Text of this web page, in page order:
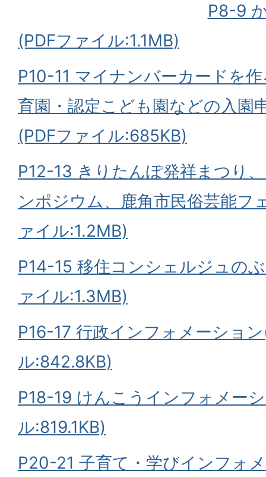
P8-9
(PDFファイル:1.1MB)
P10-11 マイナンバーカードを
育園・認定こども園などの入園
(PDFファイル:685KB)
P12-13 きりたんぽ発祥まつり
ンポジウム、鹿角市民俗芸能フ
ァイル:1.2MB)
P14-15 移住コンシェルジュの
ァイル:1.3MB)
P16-17 行政インフォメーショ
ル:842.8KB)
P18-19 けんこうインフォメー
ル:819.1KB)
P20-21 子育て・学びインフォ